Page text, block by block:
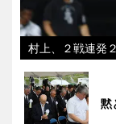
村上、２戦連発
黙